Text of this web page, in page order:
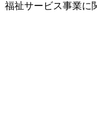
福祉サービス事業に